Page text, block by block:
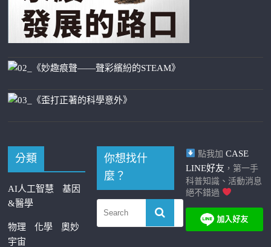
分類
AI人工智慧
基因
&醫學
物理 化學
奧妙
宇宙
你想找什
麼？
點我加 CASE
LINE好友 ，第一手
科普知識、活動消息
絕不錯過